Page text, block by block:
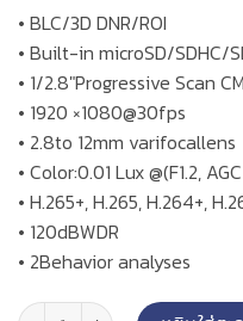
• BLC/3D DNR/ROI
• Built-in microSD/SDHC/
• 1/2.8″Progressive Scan
• 1920 ×1080@30fps
• 2.8to 12mm varifocallens
• Color:0.01 Lux @(F1.2,
• H.265+, H.265, H.264+,
• 120dBWDR
• 2Behavior analyses
จำนวน กล้องวงจรปิดระบบเน็ตเ